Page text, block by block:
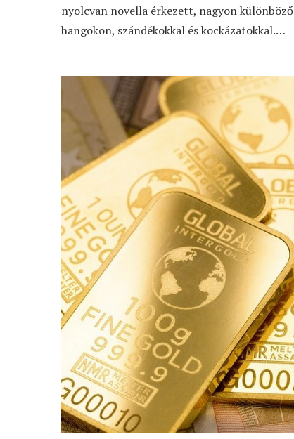
nyolcvan novella érkezett, nagyon különböző
hangokon, szándékokkal és kockázatokkal.…